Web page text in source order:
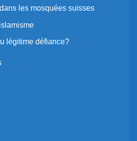
les mosquées suisses
légitime défiance?